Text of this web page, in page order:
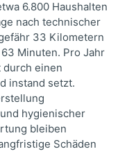
6.800 Haushalten
nach technischer
33 Kilometern
Minuten. Pro Jahr
durch einen
instand setzt.
hygienischer
bleiben
Schäden